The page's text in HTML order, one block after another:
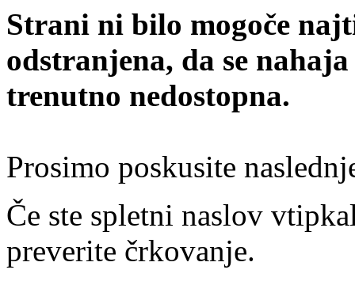
Strani ni bilo mogoče
odstranjena, da se
trenutno nedostopna.
Prosimo poskusite
Če ste spletni naslov
preverite črkovanje.